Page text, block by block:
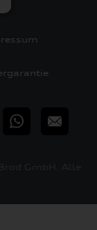
WhatsApp
E-